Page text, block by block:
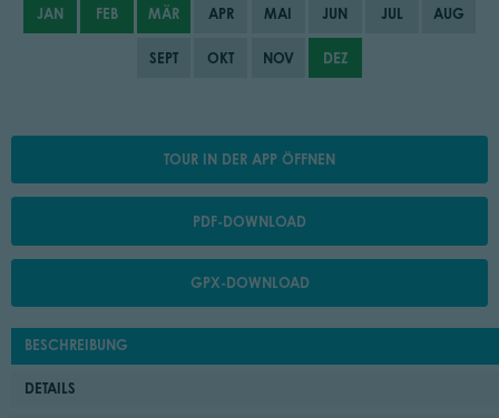
JAN FEB MÄR APR MAI JUN JUL AUG
SEPT OKT NOV DEZ
TOUR IN DER APP ÖFFNEN
PDF-DOWNLOAD
GPX-DOWNLOAD
BESCHREIBUNG
DETAILS